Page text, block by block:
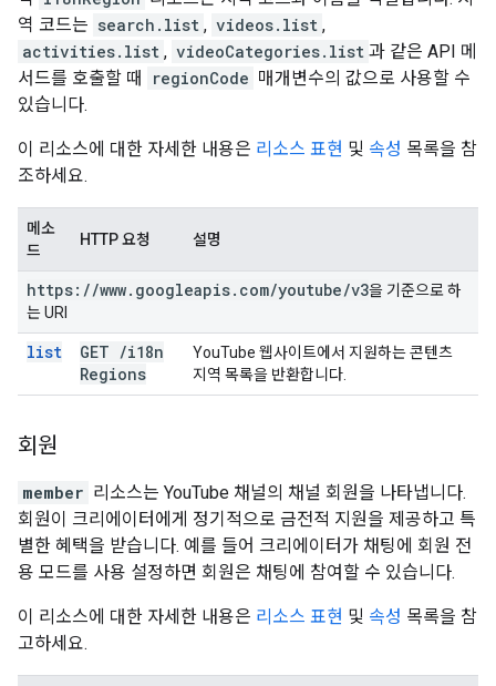
역 코드는 search.list , videos.list ,
activities.list , videoCategories.list 과 같은 API 메
서드를 호출할 때
regionCode 매개변수의 값으로 사용할 수
있습니다.
이 리소스에 대한 자세한 내용은 리소스 표현 및 속성 목록을 참
조하세요.
메소
드
HTTP 요청 설명
https: //www. googleapis. com/youtube/v3을 기준으로 하
는 URI
list GET /i18n
Regions
YouTube 웹사이트에서 지원하는 콘텐츠
지역 목록을 반환합니다.
회원
member 리소스는 YouTube 채널의 채널 회원을 나타냅니다.
회원이 크리에이터에게 정기적으로 금전적 지원을 제공하고 특
별한 혜택을 받습니다. 예를 들어 크리에이터가 채팅에 회원 전
용 모드를 사용 설정하면 회원은 채팅에 참여할 수 있습니다.
이 리소스에 대한 자세한 내용은 리소스 표현 및 속성 목록을 참
고하세요.